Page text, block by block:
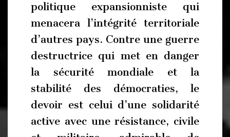
politique expansionniste qui
menacera l’intégrité territoriale
d’autres pays. Contre une guerre
destructrice qui met en danger
la sécurité mondiale et la
stabilité des démocraties, le
devoir est celui d’une solidarité
active avec une résistance, civile